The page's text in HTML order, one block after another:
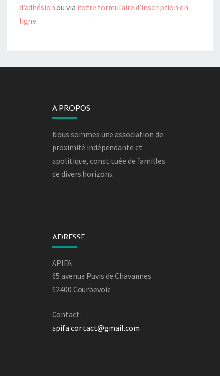
d’adhésion ou via notre formulaire d’inscription en
ligne.
A PROPOS
Nous sommes une association de
proximité indépendante et
apolitique, constituée de familles
de divers horizons.
ADRESSE
APIFA
65 avenue Puvis de Chavannes
92400 Courbevoie
Contact :
apifa.contact@gmail.com